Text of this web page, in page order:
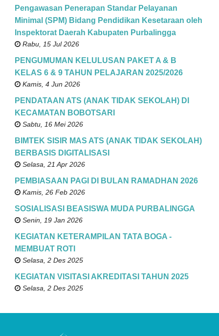
Pengawasan Penerapan Standar Pelayanan
Minimal (SPM) Bidang Pendidikan Kesetaraan oleh
Inspektorat Daerah Kabupaten Purbalingga
Rabu, 15 Jul 2026
PENGUMUMAN KELULUSAN PAKET A & B
KELAS 6 & 9 TAHUN PELAJARAN 2025/2026
Kamis, 4 Jun 2026
PENDATAAN ATS (ANAK TIDAK SEKOLAH) DI
KECAMATAN BOBOTSARI
Sabtu, 16 Mei 2026
BIMTEK SISIR MAS ATS (ANAK TIDAK SEKOLAH)
BERBASIS DIGITALISASI
Selasa, 21 Apr 2026
PEMBIASAAN PAGI DI BULAN RAMADHAN 2026
Kamis, 26 Feb 2026
SOSIALISASI BEASISWA MUDA PURBALINGGA
Senin, 19 Jan 2026
KEGIATAN KETERAMPILAN TATA BOGA -
MEMBUAT ROTI
Selasa, 2 Des 2025
KEGIATAN VISITASI AKREDITASI TAHUN 2025
Selasa, 2 Des 2025